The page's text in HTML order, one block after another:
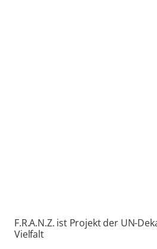
F.R.A.N.Z. ist Projekt der UN-
Vielfalt